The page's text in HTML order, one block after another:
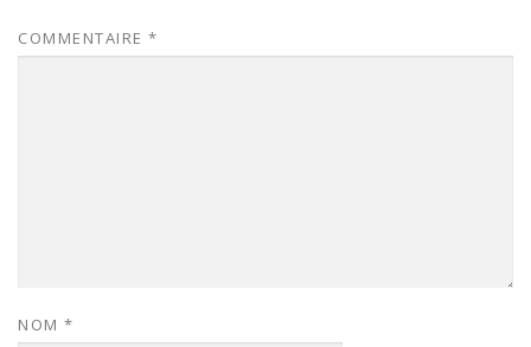
COMMENTAIRE *
NOM *